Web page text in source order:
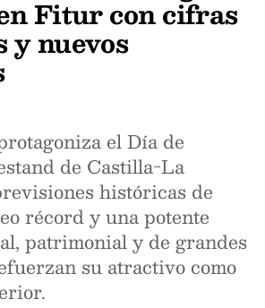
Fitur con cifras
nuevos
el Día de
de Castilla-La
históricas de
récord y una potente
patrimonial y de grandes
su atractivo como